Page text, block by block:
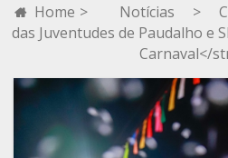
Home > Notícias >
das Juventudes de Paudalho e
Carnaval</